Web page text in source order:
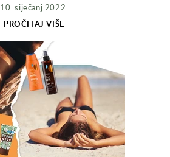
10. siječanj 2022.
PROČITAJ VIŠE